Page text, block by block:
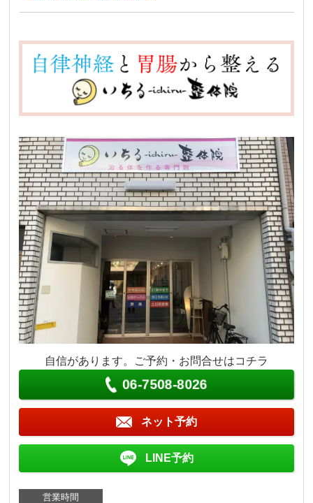
自信があります。ご予約・お問合せはコチラ
06-7508-8026
ネット予約
LINE予約
営業時間